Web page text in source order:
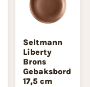
Seltmann
Liberty
Brons
Gebaksbord
17,5 cm